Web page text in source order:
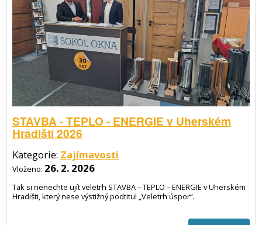
STAVBA - TEPLO - ENERGIE v Uherském
Hradišti 2026
Kategorie: Zajímavosti
Vloženo: 26. 2. 2026
Tak si nenechte ujít veletrh STAVBA – TEPLO – ENERGIE v Uherském
Hradišti, který nese výstižný podtitul „Veletrh úspor“.